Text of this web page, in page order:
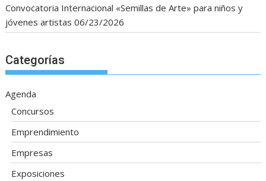
Convocatoria Internacional «Semillas de Arte» para niños y
jóvenes artistas 06/23/2026
Categorías
Agenda
Concursos
Emprendimiento
Empresas
Exposiciones